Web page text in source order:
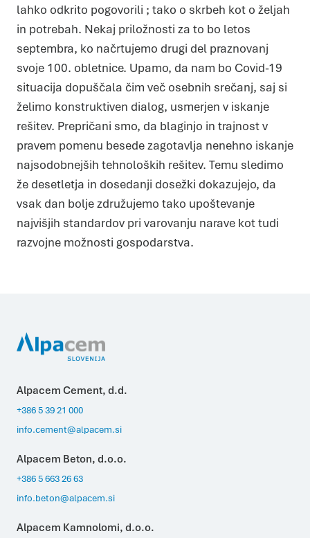
lahko odkrito pogovorili ; tako o skrbeh kot o željah
in potrebah. Nekaj priložnosti za to bo letos
septembra, ko načrtujemo drugi del praznovanj
svoje 100. obletnice. Upamo, da nam bo Covid-19
situacija dopuščala čim več osebnih srečanj, saj si
želimo konstruktiven dialog, usmerjen v iskanje
rešitev. Prepričani smo, da blaginjo in trajnost v
pravem pomenu besede zagotavlja nenehno iskanje
najsodobnejših tehnoloških rešitev. Temu sledimo
že desetletja in dosedanji dosežki dokazujejo, da
vsak dan bolje združujemo tako upoštevanje
najvišjih standardov pri varovanju narave kot tudi
razvojne možnosti gospodarstva.
Alpacem Cement, d.d.
+386 5 39 21 000
info.cement@alpacem.si
Alpacem Beton, d.o.o.
+386 5 663 26 63
info.beton@alpacem.si
Alpacem Kamnolomi, d.o.o.
DOVOLI IZBOR DOVOLI VSE